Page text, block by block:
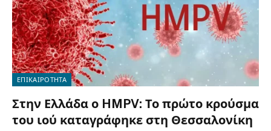
ΕΠΙΚΑΙΡΟΤΗΤΑ
Στην Ελλάδα ο HMPV: Το πρώτο κρούσμα
του ιού καταγράφηκε στη Θεσσαλονίκη